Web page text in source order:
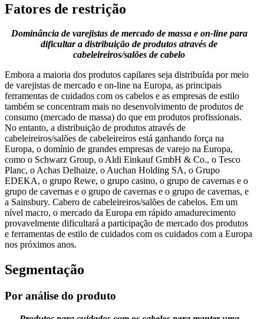
Fatores de restrição
Dominância de varejistas de mercado de massa e on-line para
dificultar a distribuição de produtos através de
cabeleireiros/salões de cabelo
Embora a maioria dos produtos capilares seja distribuída por meio
de varejistas de mercado e on-line na Europa, as principais
ferramentas de cuidados com os cabelos e as empresas de estilo
também se concentram mais no desenvolvimento de produtos de
consumo (mercado de massa) do que em produtos profissionais.
No entanto, a distribuição de produtos através de
cabeleireiros/salões de cabeleireiros está ganhando força na
Europa, o domínio de grandes empresas de varejo na Europa,
como o Schwarz Group, o Aldi Einkauf GmbH & Co., o Tesco
Planc, o Achas Delhaize, o Auchan Holding SA, o Grupo
EDEKA, o grupo Rewe, o grupo casino, o grupo de cavernas e o
grupo de cavernas e o grupo de cavernas e o grupo de cavernas, e
a Sainsbury. Cabero de cabeleireiros/salões de cabelos. Em um
nível macro, o mercado da Europa em rápido amadurecimento
provavelmente dificultará a participação de mercado dos produtos
e ferramentas de estilo de cuidados com os cuidados com a Europa
nos próximos anos.
Segmentação
Por análise do produto